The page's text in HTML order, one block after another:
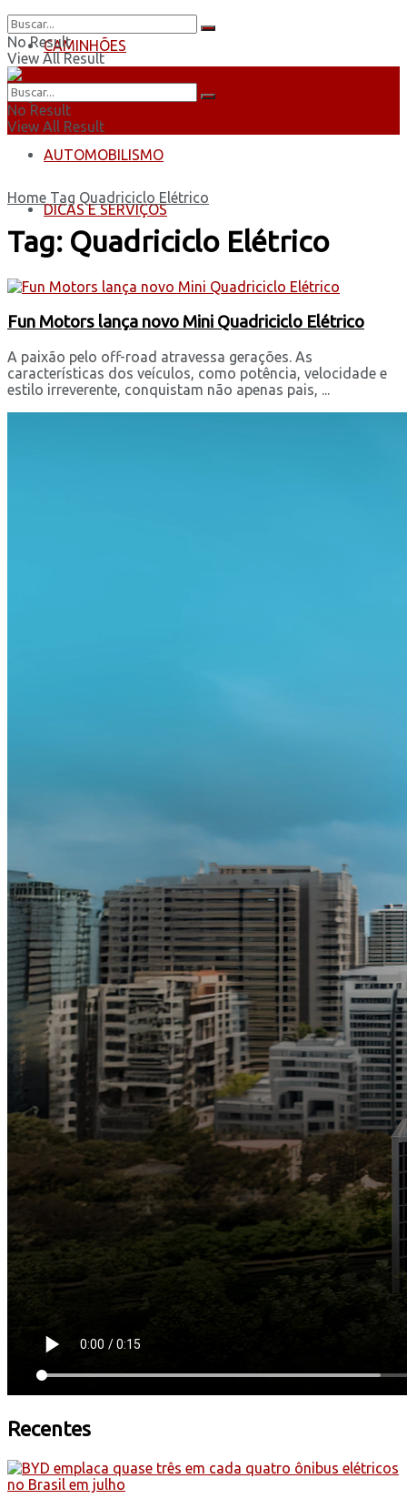
CAMINHÕES
ÔNIBUS
AUTOMOBILISMO
DICAS E SERVIÇOS
No Result
View All Result
No Result
View All Result
Home Tag Quadriciclo Elétrico
Tag: Quadriciclo Elétrico
Fun Motors lança novo Mini Quadriciclo Elétrico
A paixão pelo off-road atravessa gerações. As
características dos veículos, como potência, velocidade e
estilo irreverente, conquistam não apenas pais, ...
Recentes